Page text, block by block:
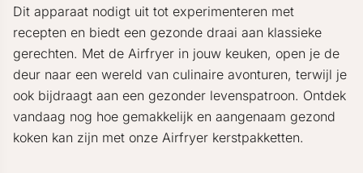
Dit apparaat nodigt uit tot experimenteren met
recepten en biedt een gezonde draai aan klassieke
gerechten. Met de Airfryer in jouw keuken, open je de
deur naar een wereld van culinaire avonturen, terwijl je
ook bijdraagt aan een gezonder levenspatroon. Ontdek
vandaag nog hoe gemakkelijk en aangenaam gezond
koken kan zijn met onze Airfryer kerstpakketten.